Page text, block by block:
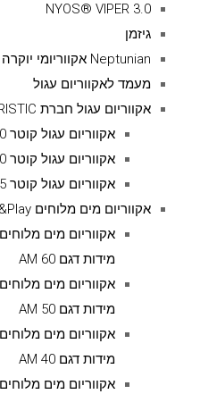
NYOS® VIPER 3.0
גיזמן
Neptunian אקווריומי יוקרה נפטוליין
מעמד לאקווריום עגול
אקווריום עגול חברת AQUARISTIC
אקווריום עגול קוטר 60 ס''מ חברת AQUARISTIC
אקווריום עגול קוטר 50 ס''מ חברת AQUARISTIC
אקווריום עגול קוטר 45 ס''מ חברת AQUARISTIC
אקווריום מים מלוחים Plug&Play קומפלט
מידות דגם AM 60
מידות דגם AM 50
מידות דגם AM 40